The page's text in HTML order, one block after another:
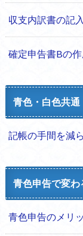
収支内訳書の記
確定申告書Bの
青色・白色共通
記帳の手間を減
青色申告で変わ
青色申告のメリ